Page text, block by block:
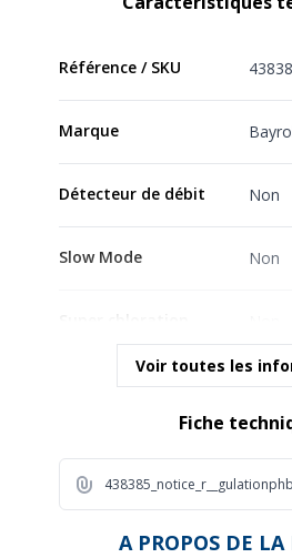
Référence / SKU
Marque
Détecteur de débit Non
Slow Mode Non
Non
Voir toutes les
Fiche
A PROPOS DE LA